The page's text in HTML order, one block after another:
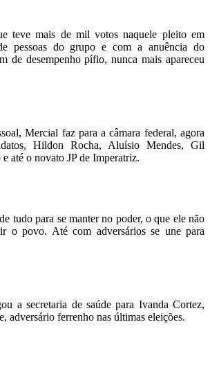
teve mais de mil votos naquele pleito em
pessoas do grupo e com a anuência do
de desempenho pífio, nunca mais apareceu
Mercial faz para a câmara federal, agora
Hildon Rocha, Aluísio Mendes, Gil
até o novato JP de Imperatriz.
tudo para se manter no poder, o que ele não
o povo. Até com adversários se une para
a secretaria de saúde para Ivanda Cortez,
adversário ferrenho nas últimas eleições.